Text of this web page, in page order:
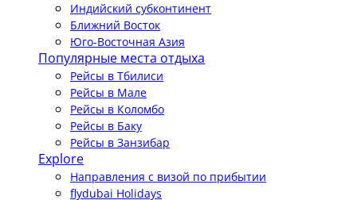
Индийский субконтинент
Ближний Восток
Юго-Восточная Азия
Популярные места отдыха
Рейсы в Тбилиси
Рейсы в Мале
Рейсы в Коломбо
Рейсы в Баку
Рейсы в Занзибар
Explore
Направления с визой по прибытии
flydubai Holidays